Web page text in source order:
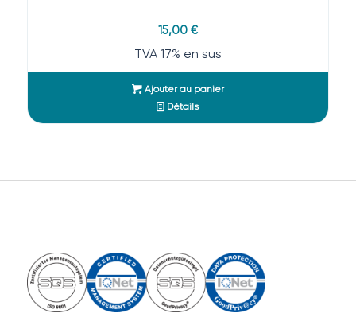
15,00 €
TVA 17% en sus
Ajouter au panier
Détails